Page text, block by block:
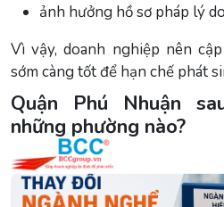
ảnh hưởng hồ sơ pháp lý
Vì vậy, doanh nghiệp nên
sớm càng tốt để hạn chế phát
Quận Phú Nhuận
những phường nào?